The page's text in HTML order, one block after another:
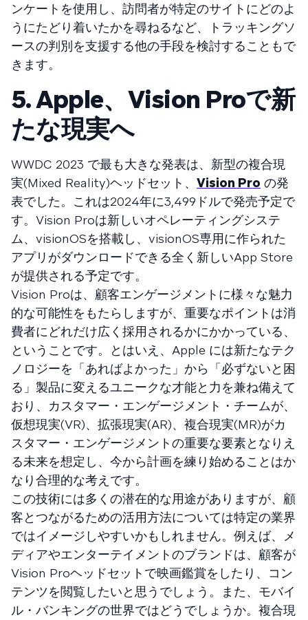
ンケートを使用し、訪問者が特定のサイトにどのよ
うにたどり着いたかを尋ねるなど、トラッキングソ
ースの判別を支援する他の手段を検討することもで
きます。
5. Apple、Vision Proで新
たな現実へ
WWDC 2023 で最も大きな発表は、新型の複合現
実(Mixed Reality)ヘッドセット、 Vision Pro の発
表でした。これは2024年に3,499ドルで発売予定で
す。Vision Proは新しいオペレーティングシステ
ム、visionOSを搭載し、visionOS専用に作られた
アプリがダウンロードできる全く新しいApp Store
が提供される予定です。
Vision Proは、顧客エンゲージメントに様々な魅力
的な可能性をもたらしますが、重要なポイントは消
費者にどれだけ広く採用されるかにかかっている、
ということです。とはいえ、Apple には新たなテク
ノロジーを「あればよかった」から「必ずないと困
る」製品に変えるユニークな才能と力を兼ね備えて
おり、カスタマー・エンゲージメント・チームが、
仮想現実(VR)、拡張現実(AR)、複合現実(MR)がカ
スタマー・エンゲージメントの重要な要素となりえ
る未来を想定し、今から計画を練り始めることはか
なり合理的な考えです。
この技術には多くの潜在的な用途がありますが、顧
客とつながるための活用方法については特定の業界
ではイメージしやすいかもしれません。例えば、メ
ディアやエンターテイメントのブランドは、顧客が
Vision Proヘッドセットで映画鑑賞をしたり、コン
テンツを閲覧したいと思うでしょう。また、モバイ
ル・バンキングの世界ではどうでしょうか。複合現